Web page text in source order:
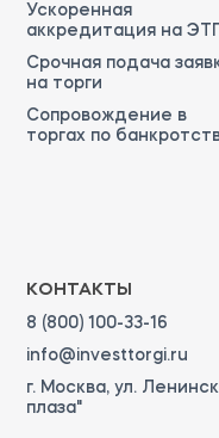
Ускоренная
аккредитация на ЭТП
Срочная подача
на торги
Сопровождение в
торгах по
КОНТАКТЫ
8 (800) 100-33-16
info@investtorgi.ru
г. Москва, ул.
плаза"